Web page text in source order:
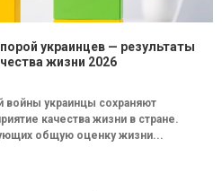
украинцев — результаты
жизни 2026
войны украинцы сохраняют
качества жизни в стране.
общую оценку жизни...